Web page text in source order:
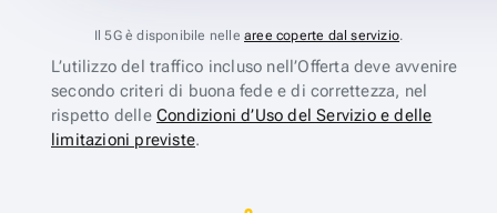
Il 5G è disponibile nelle aree coperte dal servizio.
L’utilizzo del traffico incluso nell’Offerta deve avvenire
secondo criteri di buona fede e di correttezza, nel
rispetto delle Condizioni d’Uso del Servizio e delle
limitazioni previste.